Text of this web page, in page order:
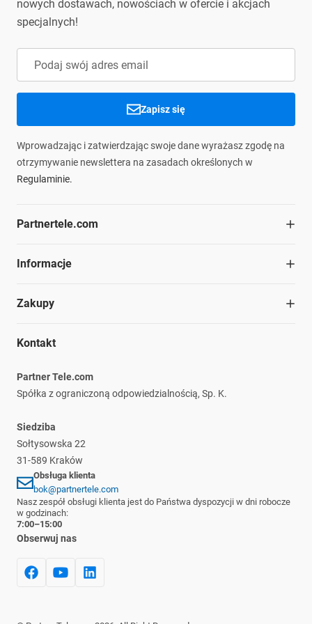
podmiotu
odpowiedzialnego:
info@partnertele.com
nowych dostawach, nowościach w ofercie i akcjach
specjalnych!
Zapisz się
Wprowadzając i zatwierdzając swoje dane wyrażasz zgodę na
otrzymywanie newslettera na zasadach określonych w
Regulaminie.
Partnertele.com
O firmie
Struktura organizacyjna
Nasze marki
Informacje
Blog
Informacje prawne
Zakupy
Regulamin
Płatność i dostawa
Reklamacje i zwroty
Kontakt
Partner Tele.com
Spółka z ograniczoną odpowiedzialnością, Sp. K.
Siedziba
Sołtysowska 22
31-589 Kraków
Obsługa klienta
bok@partnertele.com
Nasz zespół obsługi klienta jest do Państwa dyspozycji w dni robocze
w godzinach:
7:00–15:00
Obserwuj nas